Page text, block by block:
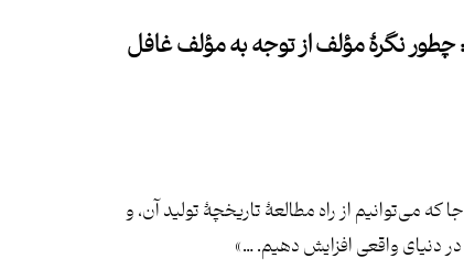
چطور نگرۀ مؤلف از توجه به مؤلف غافل
می‌توانیم از راه مطالعۀ تاریخچۀ تولید آن، و
دنیای واقعی افزایش دهیم. …»